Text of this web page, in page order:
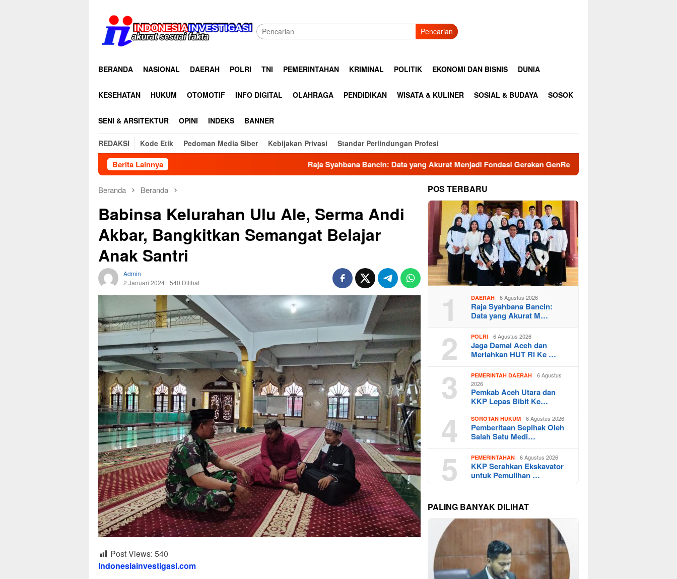
konten
Pencarian
BERANDA NASIONAL DAERAH POLRI TNI PEMERINTAHAN KRIMINAL POLITIK EKONOMI DAN BISNIS DUNIA
KESEHATAN HUKUM OTOMOTIF INFO DIGITAL OLAHRAGA PENDIDIKAN WISATA & KULINER SOSIAL & BUDAYA SOSOK
SENI & ARSITEKTUR OPINI INDEKS BANNER
REDAKSI Kode Etik Pedoman Media Siber Kebijakan Privasi Standar Perlindungan Profesi
Berita Lainnya Raja Syahbana Bancin: Data yang Akurat Menjadi Fondasi Gerakan GenRe di Subulussalam
Beranda Beranda
Babinsa Kelurahan Ulu Ale, Serma Andi
Akbar, Bangkitkan Semangat Belajar
Anak Santri
Admin
2 Januari 2024 540 Dilihat
Post Views: 540
Indonesiainvestigasi.com
POS TERBARU
1 DAERAH 6 Agustus 2026
Raja Syahbana Bancin:
Data yang Akurat M…
2 POLRI 6 Agustus 2026
Jaga Damai Aceh dan
Meriahkan HUT RI Ke …
3 PEMERINTAH DAERAH
6 Agustus
2026
Pemkab Aceh Utara dan
KKP Lepas Bibit Ke…
4 SOROTAN HUKUM 6 Agustus 2026
Pemberitaan Sepihak Oleh
Salah Satu Medi…
5 PEMERINTAHAN 6 Agustus 2026
KKP Serahkan Ekskavator
untuk Pemulihan …
PALING BANYAK DILIHAT